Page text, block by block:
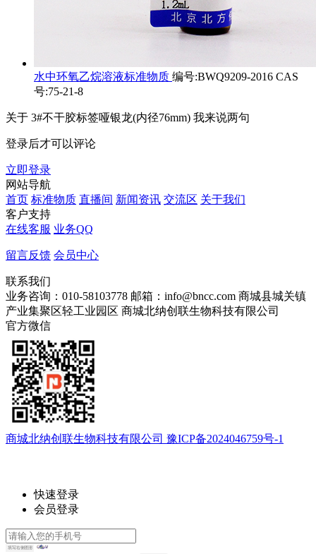
水中环氧乙烷溶液标准物质 编号:BWQ9209-2016 CAS
号:75-21-8
关于 3#不干胶标签哑银龙(内径76mm) 我来说两句
登录后才可以评论
立即登录
网站导航
首页 标准物质 直播间 新闻资讯 交流区 关于我们
客户支持
在线客服 业务QQ
留言反馈 会员中心
联系我们
业务咨询：010-58103778 邮箱：info@bncc.com 商城县城关镇
产业集聚区轻工业园区 商城北纳创联生物科技有限公司
官方微信
商城北纳创联生物科技有限公司 豫ICP备2024046759号-1
快速登录
会员登录